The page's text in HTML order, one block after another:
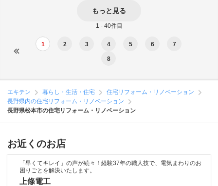
もっと見る
1 - 40件目
1 2 3 4 5 6 7
8
エキテン 暮らし・生活・住宅
住宅リフォーム・リノベーション
長野県内の住宅リフォーム・リノベーション
長野県松本市の住宅リフォーム・リノベーション
お近くのお店
「早くてキレイ」の声が続々！経験37年の職人技で、電気まわりのお
困りごとを解決いたします。
上條電工